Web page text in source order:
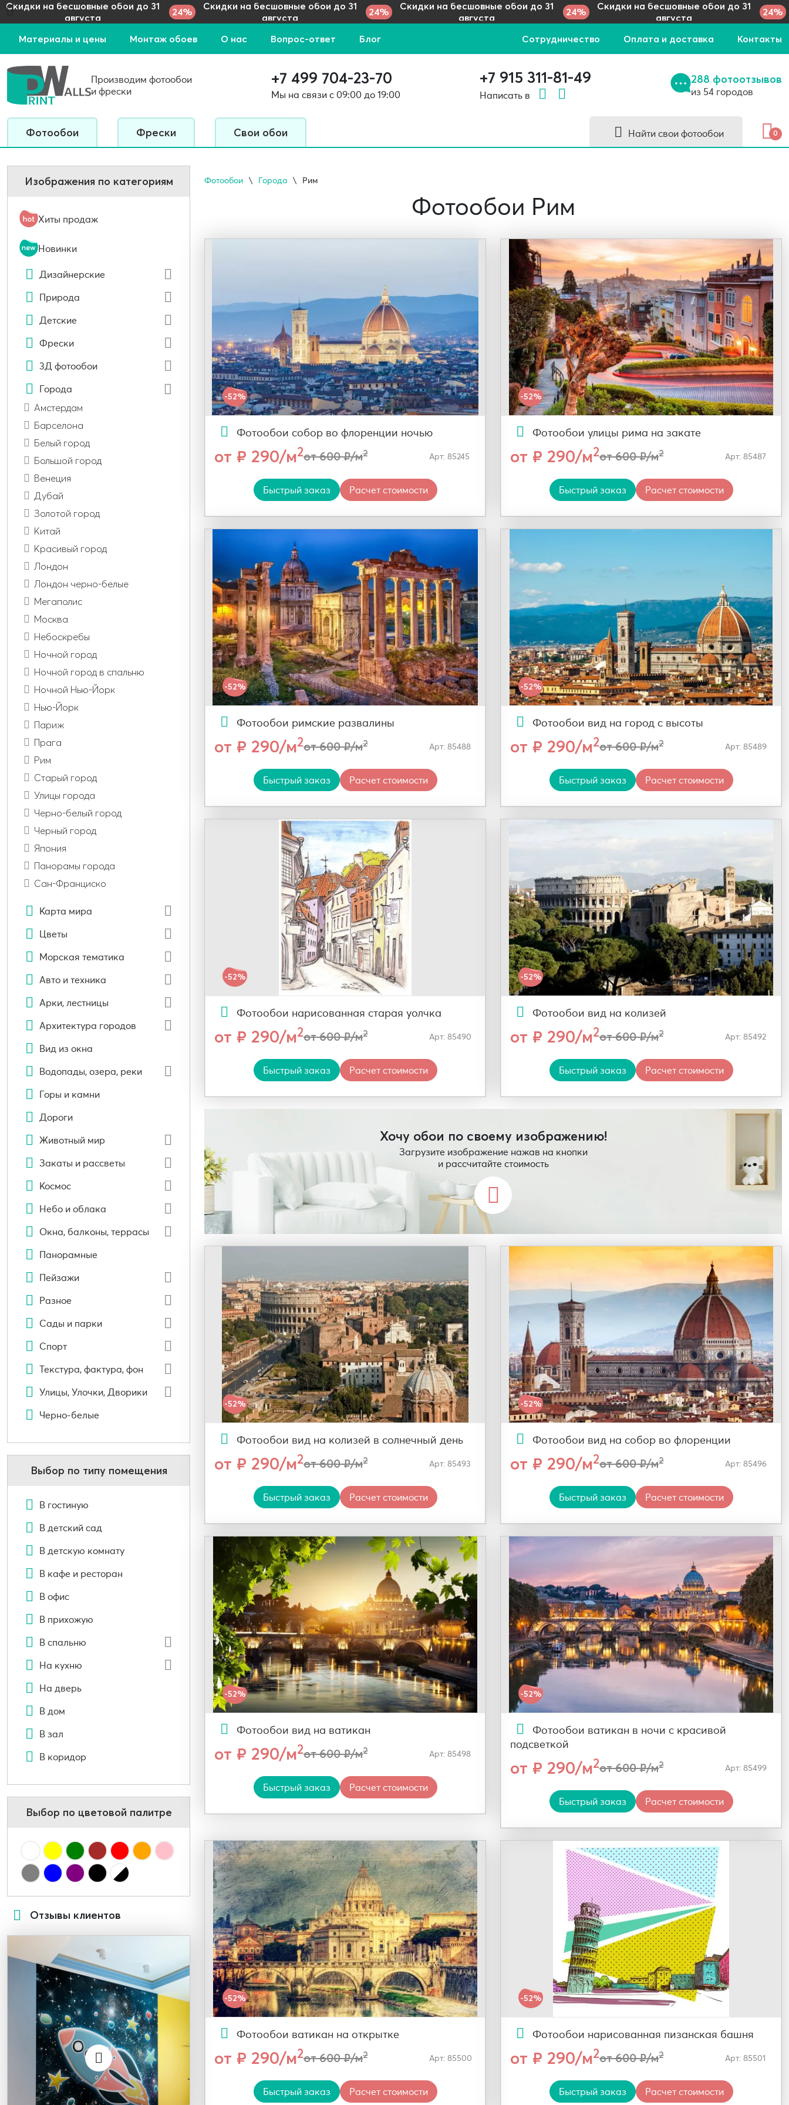
Скидки на бесшовные обои до 31
августа
24%
Скидки на бесшовные обои до 31
августа
24%
Скидки на бесшовные обои до 31
августа
24%
Скидки на бесшовные обои до 31
августа
24%
Материалы и цены Монтаж обоев О нас Вопрос-ответ Блог Сотрудничество Оплата и доставка Контакты
Производим фотообои
и фрески
+7 499 704-23-70
Мы на связи с 09:00 до 19:00
+7 915 311-81-49
Написать в
288 фотоотзывов
из 54 городов
Фотообои Фрески Свои обои Найти свои фотообои 0
Изображения по категориям
Хиты продаж
Новинки
Дизайнерские
Природа
Детские
Фрески
3Д фотообои
Города
Амстердам
Барселона
Белый город
Большой город
Венеция
Дубай
Золотой город
Китай
Красивый город
Лондон
Лондон черно-белые
Мегаполис
Москва
Небоскребы
Ночной город
Ночной город в спальню
Ночной Нью-Йорк
Нью-Йорк
Париж
Прага
Рим
Старый город
Улицы города
Черно-белый город
Черный город
Япония
Панорамы города
Сан-Франциско
Карта мира
Цветы
Морская тематика
Авто и техника
Арки, лестницы
Архитектура городов
Вид из окна
Водопады, озера, реки
Горы и камни
Дороги
Животный мир
Закаты и рассветы
Космос
Небо и облака
Окна, балконы, террасы
Панорамные
Пейзажи
Разное
Сады и парки
Спорт
Текстура, фактура, фон
Улицы, Улочки, Дворики
Черно-белые
Выбор по типу помещения
В гостиную
В детский сад
В детскую комнату
В кафе и ресторан
В офис
В прихожую
В спальню
На кухню
На дверь
В дом
В зал
В коридор
Выбор по цветовой палитре
Отзывы клиентов
Фотообои Города Рим
Фотообои Рим
-52%
Фотообои собор во флоренции ночью
от ₽ 290/м2от 600 ₽/м2 Арт: 85245
Быстрый заказ Расчет стоимости
-52%
Фотообои улицы рима на закате
от ₽ 290/м2от 600 ₽/м2 Арт: 85487
Быстрый заказ Расчет стоимости
-52%
Фотообои римские развалины
от ₽ 290/м2от 600 ₽/м2 Арт: 85488
Быстрый заказ Расчет стоимости
-52%
Фотообои вид на город с высоты
от ₽ 290/м2от 600 ₽/м2 Арт: 85489
Быстрый заказ Расчет стоимости
-52%
Фотообои нарисованная старая уолчка
от ₽ 290/м2от 600 ₽/м2 Арт: 85490
Быстрый заказ Расчет стоимости
-52%
Фотообои вид на колизей
от ₽ 290/м2от 600 ₽/м2 Арт: 85492
Быстрый заказ Расчет стоимости
Хочу обои по своему изображению!
Загрузите изображение нажав на кнопки
и рассчитайте стоимость
-52%
Фотообои вид на колизей в солнечный день
от ₽ 290/м2от 600 ₽/м2 Арт: 85493
Быстрый заказ Расчет стоимости
-52%
Фотообои вид на собор во флоренции
от ₽ 290/м2от 600 ₽/м2 Арт: 85496
Быстрый заказ Расчет стоимости
-52%
Фотообои вид на ватикан
от ₽ 290/м2от 600 ₽/м2 Арт: 85498
Быстрый заказ Расчет стоимости
-52%
Фотообои ватикан в ночи с красивой
подсветкой
от ₽ 290/м2от 600 ₽/м2 Арт: 85499
Быстрый заказ Расчет стоимости
-52%
Фотообои ватикан на открытке
от ₽ 290/м2от 600 ₽/м2 Арт: 85500
Быстрый заказ Расчет стоимости
-52%
Фотообои нарисованная пизанская башня
от ₽ 290/м2от 600 ₽/м2 Арт: 85501
Быстрый заказ Расчет стоимости